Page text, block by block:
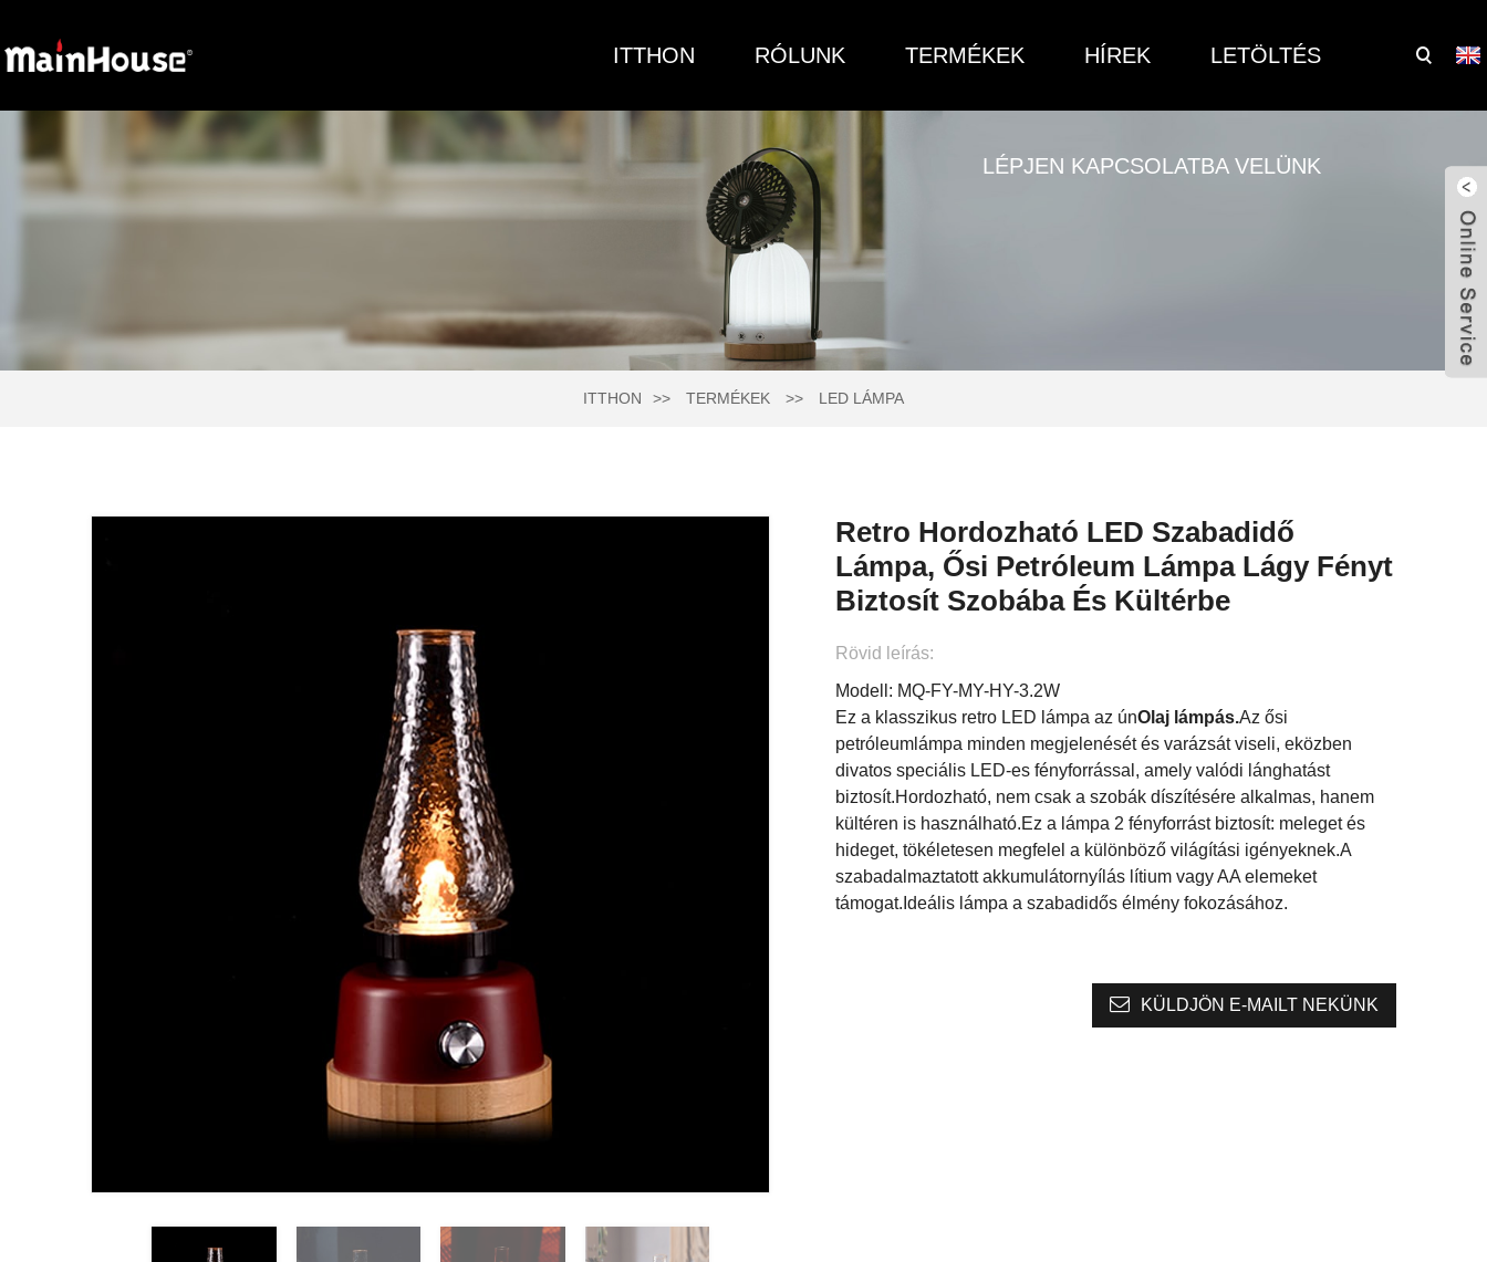
ITTHON RÓLUNK TERMÉKEK HÍREK LETÖLTÉS
LÉPJEN KAPCSOLATBA VELÜNK
ITTHON TERMÉKEK LED LÁMPA
Retro Hordozható LED Szabadidő
Lámpa, Ősi Petróleum Lámpa Lágy Fényt
Biztosít Szobába És Kültérbe
Rövid leírás:
Modell: MQ-FY-MY-HY-3.2W
Ez a klasszikus retro LED lámpa az únOlaj lámpás.Az ősi
petróleumlámpa minden megjelenését és varázsát viseli, eközben
divatos speciális LED-es fényforrással, amely valódi lánghatást
biztosít.Hordozható, nem csak a szobák díszítésére alkalmas, hanem
kültéren is használható.Ez a lámpa 2 fényforrást biztosít: meleget és
hideget, tökéletesen megfelel a különböző világítási igényeknek.A
szabadalmaztatott akkumulátornyílás lítium vagy AA elemeket
támogat.Ideális lámpa a szabadidős élmény fokozásához.
KÜLDJÖN E-MAILT NEKÜNK